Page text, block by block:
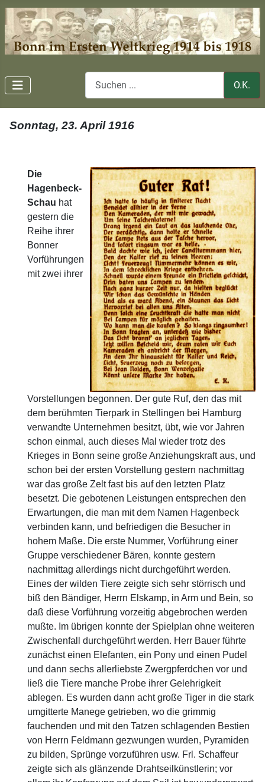
O.K.
Sonntag, 23. April 1916
Die
Hagenbeck-
Schau hat
gestern die
Reihe ihrer
Bonner
Vorführungen
mit zwei ihrer
Vorstellungen begonnen. Der gute Ruf, den das mit
dem berühmten Tierpark in Stellingen bei Hamburg
verwandte Unternehmen besitzt, übt, wie vor Jahren
schon einmal, auch dieses Mal wieder trotz des
Krieges in Bonn seine große Anziehungskraft aus, und
schon bei der ersten Vorstellung gestern nachmittag
war das große Zelt fast bis auf den letzten Platz
besetzt. Die gebotenen Leistungen entsprechen den
Erwartungen, die man mit dem Namen Hagenbeck
verbinden kann, und befriedigen die Besucher in
hohem Maße. Die erste Nummer, Vorführung einer
Gruppe verschiedener Bären, konnte gestern
nachmittag allerdings nicht durchgeführt werden.
Eines der wilden Tiere zeigte sich sehr störrisch und
biß den Bändiger, Herrn Elskamp, in Arm und Bein, so
daß diese Vorführung vorzeitig abgebrochen werden
mußte. Im übrigen konnte der Spielplan ohne weiteren
Zwischenfall durchgeführt werden. Herr Bauer führte
zunächst einen Elefanten, ein Pony und einen Pudel
und dann sechs allerliebste Zwergpferdchen vor und
ließ die Tiere manche Probe ihrer Gelehrigkeit
ablegen. Es wurden dann acht große Tiger in die stark
umgitterte Manege getrieben, wo die grimmig
fauchenden und mit den Tatzen schlagenden Bestien
von Herrn Feldmann gezwungen wurden, Pyramiden
zu bilden, Sprünge vorzuführen usw. Frl. Schaffeur
zeigte sich als glänzende Drahtseilkünstlerin; vor